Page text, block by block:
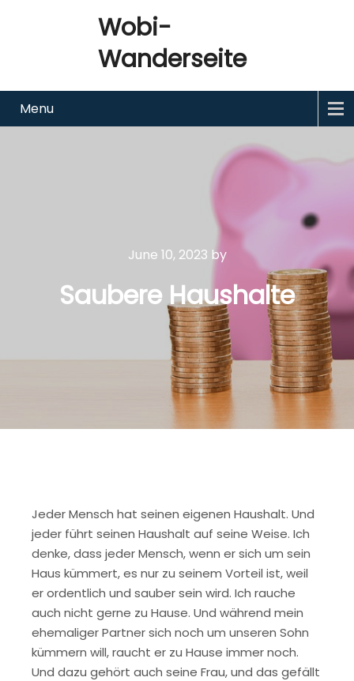
Wobi-
Wanderseite
Menu
June 10, 2023 by
Saubere Haushalte
Jeder Mensch hat seinen eigenen Haushalt. Und
jeder führt seinen Haushalt auf seine Weise. Ich
denke, dass jeder Mensch, wenn er sich um sein
Haus kümmert, es nur zu seinem Vorteil ist, weil
er ordentlich und sauber sein wird. Ich rauche
auch nicht gerne zu Hause. Und während mein
ehemaliger Partner sich noch um unseren Sohn
kümmern will, raucht er zu Hause immer noch.
Und dazu gehört auch seine Frau, und das gefällt